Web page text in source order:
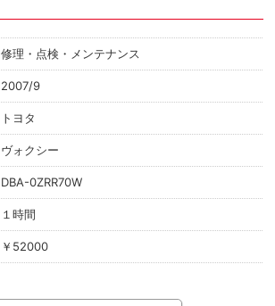
修理・点検・メンテナンス
2007/9
トヨタ
ヴォクシー
DBA-0ZRR70W
１時間
￥52000